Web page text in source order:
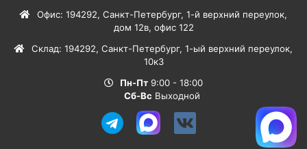
Офис: 194292, Санкт-Петербург, 1-й верхний переулок,
дом 12в, офис 122
Склад: 194292, Санкт-Петербург, 1-ый верхний переулок,
10к3
Пн-Пт 9:00 - 18:00
Сб-Вс Выходной